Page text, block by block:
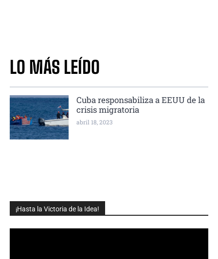
¡Hasta la Victoria de la Idea!
LO MÁS LEÍDO
Cuba responsabiliza a EEUU de la
crisis migratoria
abril 18, 2023